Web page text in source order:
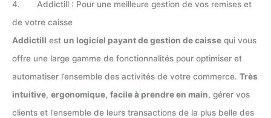
4. Addictill : Pour une meilleure gestion de vos remises et
de votre caisse
Addictill est un logiciel payant de gestion de caisse qui vous
offre une large gamme de fonctionnalités pour optimiser et
automatiser l’ensemble des activités de votre commerce. Très
intuitive, ergonomique, facile à prendre en main, gérer vos
clients et l’ensemble de leurs transactions de la plus belle des